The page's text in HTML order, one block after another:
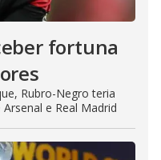
fortuna
Rubro-Negro teria
e Real Madrid